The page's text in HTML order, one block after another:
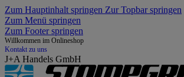
Zum Hauptinhalt springen Zur Topbar springen
Zum Menü springen
Zum Footer springen
Willkommen im Onlineshop
Kontakt zu uns
J+A Handels GmbH